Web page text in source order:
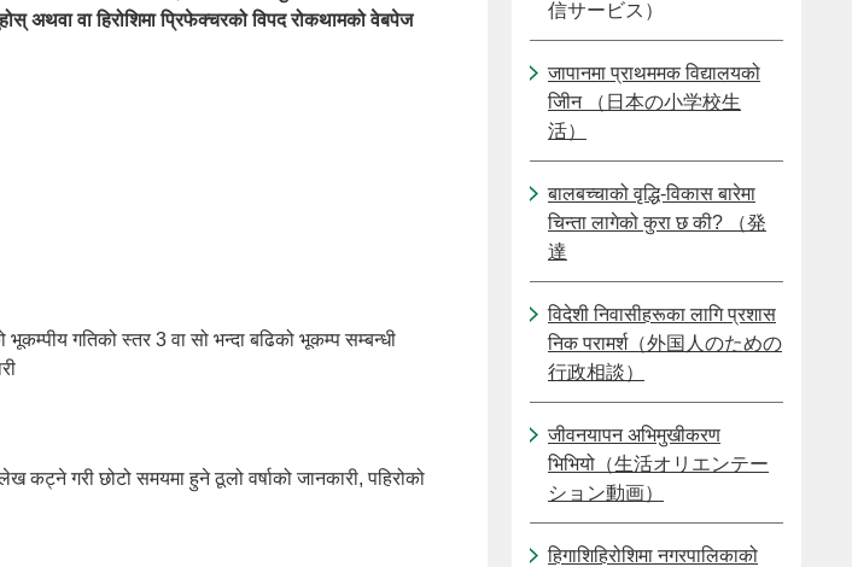
अथवा वा हिरोशिमा प्रिफेक्चरको विपद रोकथामको वेबपेज
गतिको स्तर 3 वा सो भन्दा बढिको भूकम्प सम्बन्धी
कट्ने गरी छोटो समयमा हुने ठूलो वर्षाको जानकारी, पहिरोको
信サービス）
जापानमा प्राथममक विद्यालयको
जीिन （日本の小学校生
活）
बालबच्चाको वृद्धि-विकास बारेमा
चिन्ता लागेको कुरा छ की? （発
達
विदेशी निवासीहरूका लागि प्रशास
निक परामर्श（外国人のための
行政相談）
जीवनयापन अभिमुखीकरण
भिभियो（生活オリエンテー
ション動画）
हिगाशिहिरोशिमा नगरपालिकाको